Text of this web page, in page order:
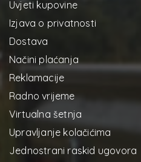
Uvjeti kupovine
Izjava o privatnosti
Dostava
Načini plaćanja
Reklamacije
Radno vrijeme
Virtualna šetnja
Upravljanje kolačićima
Jednostrani raskid ugovora